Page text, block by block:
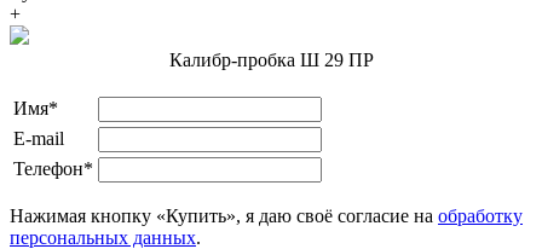
+
Калибр-пробка Ш 29 ПР
Имя*
E-mail
Телефон*
Нажимая кнопку «Купить», я даю своё согласие на обработку
персональных данных.